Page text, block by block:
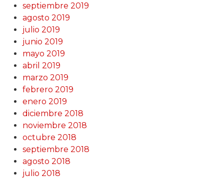
septiembre 2019
agosto 2019
julio 2019
junio 2019
mayo 2019
abril 2019
marzo 2019
febrero 2019
enero 2019
diciembre 2018
noviembre 2018
octubre 2018
septiembre 2018
agosto 2018
julio 2018